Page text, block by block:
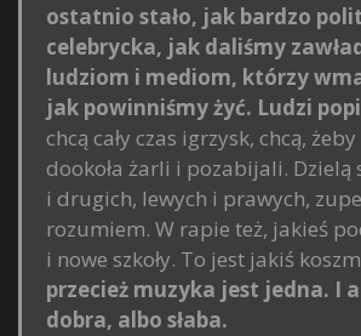
ostatnio stało, jak bardzo
celebrycka, jak daliśmy
ludziom i mediom, którzy
jak powinniśmy żyć. Ludzi
chcą cały czas igrzysk, chcą,
dookoła żarli i pozabijali. Dzielą
i drugich, lewych i prawych,
rozumiem. W rapie też, jakieś
i nowe szkoły. To jest jakiś
przecież muzyka jest jedna. I
dobra, albo słaba.